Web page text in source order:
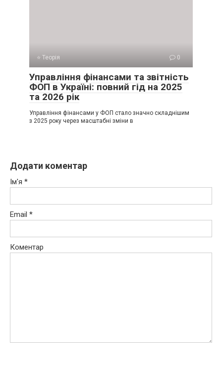
⭐ Теорія 0
Управління фінансами та звітність
ФОП в Україні: повний гід на 2025
та 2026 рік
Управління фінансами у ФОП стало значно складнішим
з 2025 року через масштабні зміни в
Додати коментар
Ім'я *
Email *
Коментар